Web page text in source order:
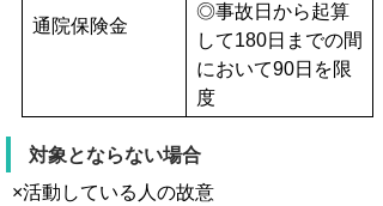
通院保険金
◎事故日から起算
して180日までの間
において90日を限
度
対象とならない場合
×活動している人の故意